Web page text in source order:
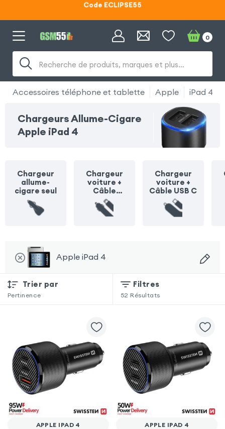
Code ECLIPSE55
Recherche de produits, marques et plus…
0
Accessoires téléphone et tablette Apple iPad 4
Chargeurs Allume-Cigare
Apple iPad 4
Chargeur
allume-
cigare seul
Chargeur
voiture +
Câble
Lightning
Chargeur
voiture +
Câble USB C
Apple iPad 4
Trier par
Pertinence
Filtres
52 Résultats
APPLE IPAD 4 APPLE IPAD 4